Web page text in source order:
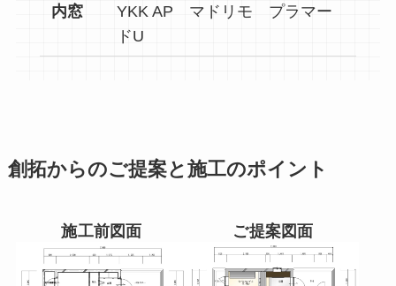
内窓
YKK AP マドリモ プラマー
ドU
創拓からのご提案と施工のポイント
施工前図面 ご提案図面